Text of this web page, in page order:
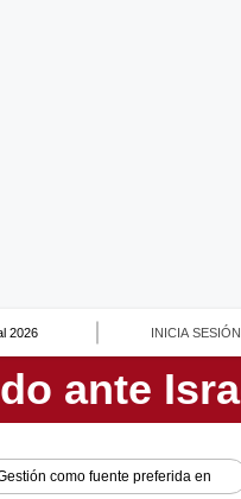
2026 INICIA SESIÓN
como fuente preferida en